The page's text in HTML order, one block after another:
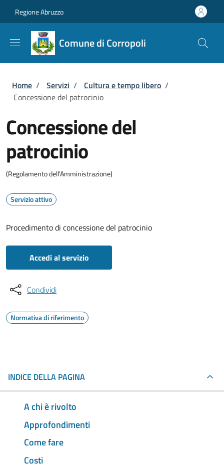
Regione Abruzzo
Comune di Corropoli
Briciole di pane
Home / Servizi / Cultura e tempo libero /
Concessione del patrocinio
Concessione del
patrocinio
(Regolamento dell'Amministrazione)
Servizio attivo
Procedimento di concessione del patrocinio
Accedi al servizio
Condividi
Normativa di riferimento
INDICE DELLA PAGINA
A chi è rivolto
Approfondimenti
Come fare
Costi